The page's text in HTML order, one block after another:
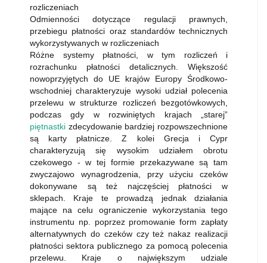
rozliczeniach
Odmienności dotyczące regulacji prawnych,
przebiegu płatności oraz standardów technicznych
wykorzystywanych w rozliczeniach
Różne systemy płatności, w tym rozliczeń i
rozrachunku płatności detalicznych. Większość
nowoprzyjętych do UE krajów Europy Środkowo-
wschodniej charakteryzuje wysoki udział polecenia
przelewu w strukturze rozliczeń bezgotówkowych,
podczas gdy w rozwiniętych krajach „starej”
piętnastki zdecydowanie bardziej rozpowszechnione
są karty płatnicze. Z kolei Grecja i Cypr
charakteryzują się wysokim udziałem obrotu
czekowego - w tej formie przekazywane są tam
zwyczajowo wynagrodzenia, przy użyciu czeków
dokonywane są też najczęściej płatności w
sklepach. Kraje te prowadzą jednak działania
mające na celu ograniczenie wykorzystania tego
instrumentu np. poprzez promowanie form zapłaty
alternatywnych do czeków czy też nakaz realizacji
płatności sektora publicznego za pomocą polecenia
przelewu. Kraje o największym udziale